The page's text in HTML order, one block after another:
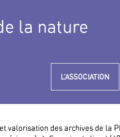
la nature
L’ASSOCIATION
valorisation des archives de la